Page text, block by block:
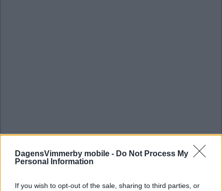
DagensVimmerby mobile - Do Not Process My
Personal Information
If you wish to opt-out of the sale, sharing to third parties, or